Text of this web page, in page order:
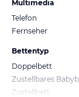
Multimedia
Telefon
Fernseher
Bettentyp
Doppelbett
Zustellbares
Zustellbett